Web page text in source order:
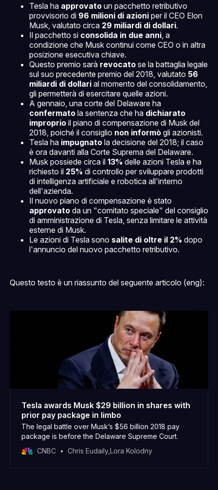
Tesla ha approvato un pacchetto retributivo
provvisorio di 96 milioni di azioni per il CEO Elon
Musk, valutato circa 29 miliardi di dollari.
Il pacchetto si consolida in due anni , a
condizione che Musk continui come CEO o in altra
posizione esecutiva chiave.
Questo premio sarà revocato se la battaglia legale
sul suo precedente premio del 2018, valutato 56
miliardi di dollari al momento del consolidamento,
gli permetterà di esercitare quelle azioni.
A gennaio, una corte del Delaware ha
confermato la sentenza che ha dichiarato
improprio il piano di compensazione di Musk del
2018, poiché il consiglio non informò gli azionisti.
Tesla ha impugnato la decisione del 2018; il caso
è ora davanti alla Corte Suprema del Delaware.
Musk possiede circa il 13% delle azioni Tesla e ha
richiesto il 25% di controllo per sviluppare prodotti
di intelligenza artificiale e robotica all'interno
dell'azienda.
Il nuovo piano di compensazione è stato
approvato da un "comitato speciale" del consiglio
di amministrazione di Tesla, senza limitare le attività
esterne di Musk.
Le azioni di Tesla sono salite di oltre il 2% dopo
l'annuncio del nuovo pacchetto retributivo.
Questo testo è un riassunto del seguente articolo (eng):
Tesla awards Musk $29 billion in shares with
prior pay package in limbo
The legal battle over Musk’s $56 billion 2018 pay
package is before the Delaware Supreme Court.
CNBC
Chris Eudaily,Lora Kolodny